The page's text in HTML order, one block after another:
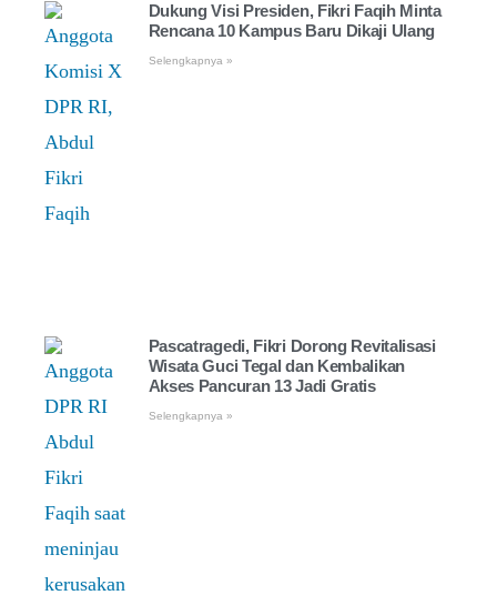
Dukung Visi Presiden, Fikri Faqih Minta
Rencana 10 Kampus Baru Dikaji Ulang
Selengkapnya »
Pascatragedi, Fikri Dorong Revitalisasi
Wisata Guci Tegal dan Kembalikan
Akses Pancuran 13 Jadi Gratis
Selengkapnya »